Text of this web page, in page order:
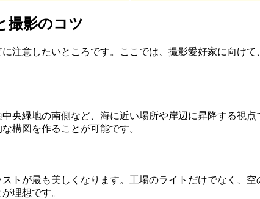
撮影のコツ
注意したいところです。ここでは、撮影愛好家に向け
央緑地の南側など、海に近い場所や岸辺に昇降する視
構図を作ることが可能です。
トが最も美しくなります。工場のライトだけでなく、
理想です。